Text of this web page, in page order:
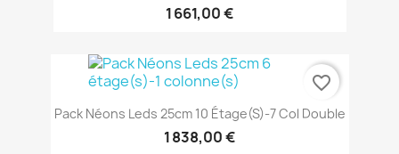
1 661,00 €
Pack Néons Leds 25cm 10 Étage(s)-7 Col Double
1 838,00 €
favorite_border